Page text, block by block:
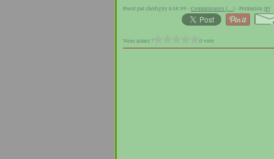
Posté par chedigny à 08:09 -Commentaires […] - Permalien [#]
Vous aimez ? 0 vote